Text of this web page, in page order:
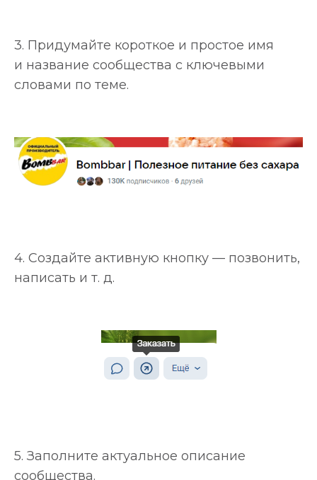
3. Придумайте короткое и простое имя
и название сообщества с ключевыми
словами по теме.
4. Создайте активную кнопку — позвонить,
написать и т. д.
5. Заполните актуальное описание
сообщества.